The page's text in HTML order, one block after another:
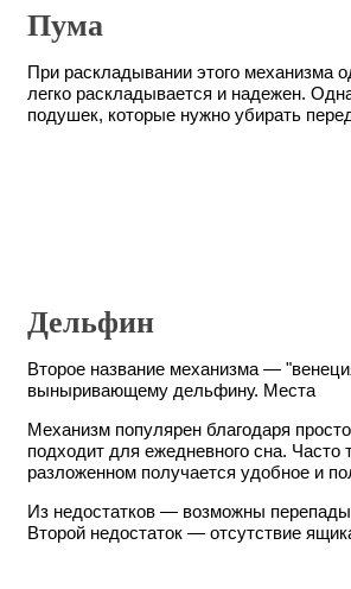
Пума
При раскладывании этого механизма
легко раскладывается и надежен.
подушек, которые нужно убирать
Дельфин
Второе название механизма —
выныривающему дельфину. Места
Механизм популярен благодаря
подходит для ежедневного сна.
разложенном получается удобное и
Из недостатков — возможны перепады
Второй недостаток — отсутствие